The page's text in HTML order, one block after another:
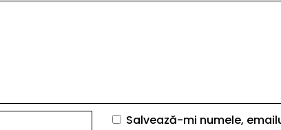
Salvează-mi numele,